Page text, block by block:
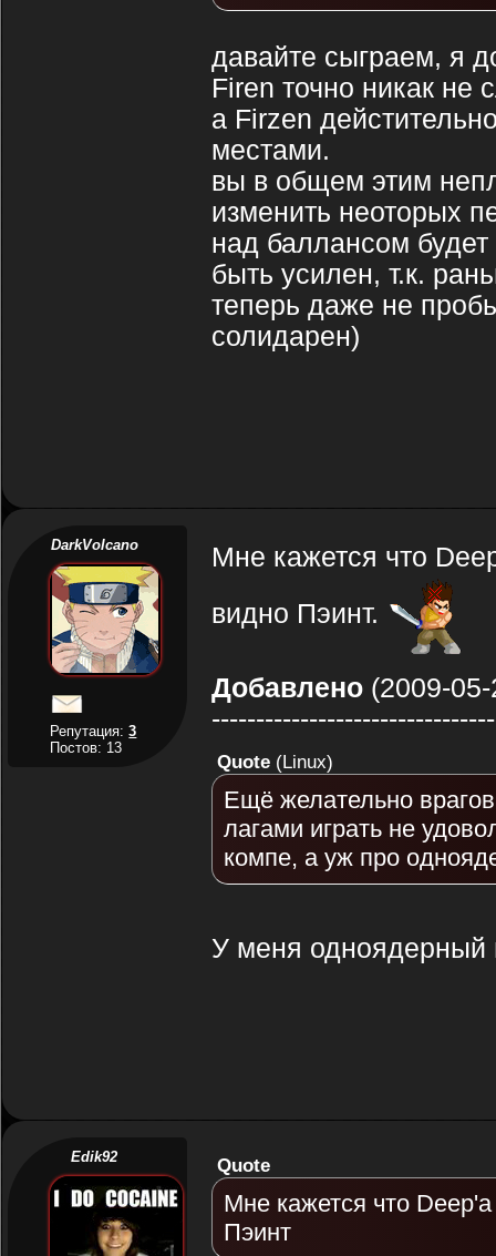
давайте сыграем, я
Firen точно никак не
а Firzen
местами.
вы в общем этим
изменить неоторых
над баллансом
быть усилен, т.к.
теперь даже не
солидарен)
DarkVolcano
Репутация:3
Постов: 13
Мне кажется что
видно Пэинт.
Добавлено(2009-05-
Quote(Linux)
Ещё желательно
лагами играть не
компе, а уж про
У меня одноядерный
Edik92 Quote
Мне кажется что
Пэинт